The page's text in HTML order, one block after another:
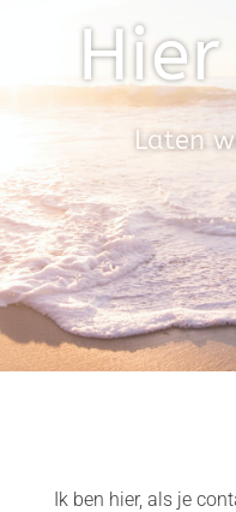
Laten
Ik ben hier, als je